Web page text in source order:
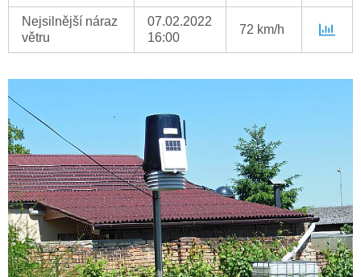
Nejsilnější náraz
větru
07.02.2022
16:00
72 km/h